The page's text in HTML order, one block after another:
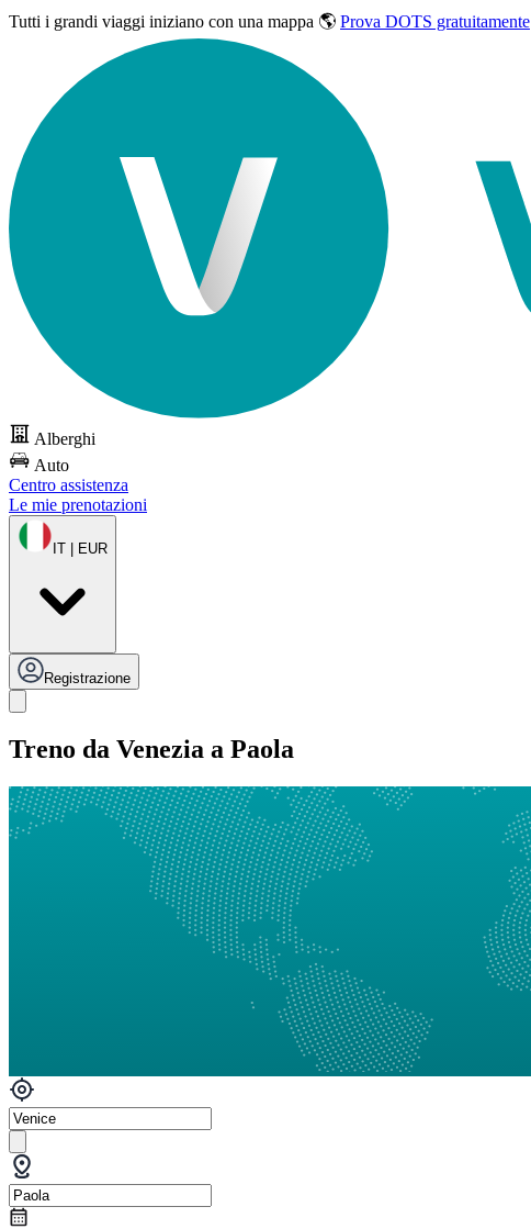
Tutti i grandi viaggi iniziano con una mappa 🌎 Prova DOTS gratuitamente
Alberghi
Auto
Centro assistenza
Le mie prenotazioni
IT | EUR
Registrazione
Treno da Venezia a Paola